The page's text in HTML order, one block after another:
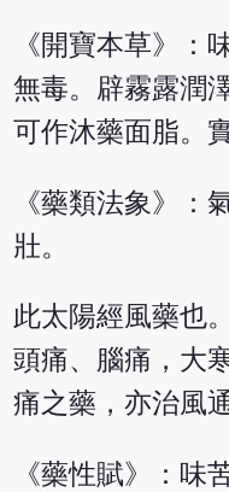
《開寶本草》：
無毒。辟霧露潤
可作沐藥面脂。
《藥類法象》：
壯。
此太陽經風藥也
頭痛、腦痛，大
痛之藥，亦治風
《藥性賦》：味